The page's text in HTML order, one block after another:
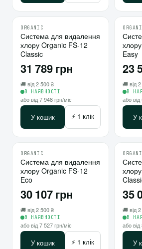
10
ORGANIC
Система для видалення
хлору Organic FS-12
Classic
31 789 грн
🚚 від 2 500 ₴
В НАЯВНОСТІ
або від 7 948 грн/міс
У кошик ⚡ 1 клік
10
Easy
23
🚚 від
В
або від
У
10
ORGANIC
Система для видалення
хлору Organic FS-12
Eco
30 107 грн
🚚 від 2 500 ₴
В НАЯВНОСТІ
або від 7 527 грн/міс
У кошик ⚡ 1 клік
10
35
🚚 від
В
або від
У